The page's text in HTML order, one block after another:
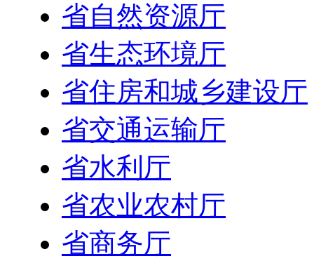
省自然资源厅
省生态环境厅
省住房和城乡建设厅
省交通运输厅
省水利厅
省农业农村厅
省商务厅